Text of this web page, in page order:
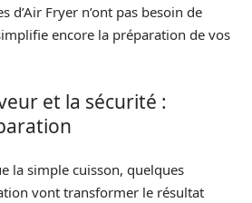
d’Air Fryer n’ont pas besoin de
encore la préparation de vos
et la sécurité :
la simple cuisson, quelques
vont transformer le résultat